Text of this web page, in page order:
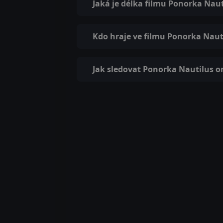
Jaká je délka filmu Ponorka
Kdo hraje ve filmu Ponorka
Jak sledovat Ponorka Nautilus